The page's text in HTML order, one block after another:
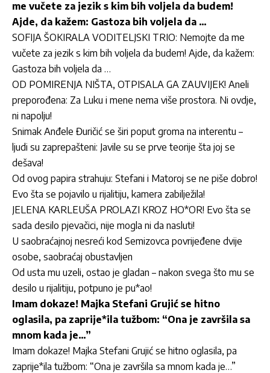
me vučete za jezik s kim bih voljela da budem!
Ajde, da kažem: Gastoza bih voljela da …
SOFIJA ŠOKIRALA VODITELJSKI TRIO: Nemojte da me
vučete za jezik s kim bih voljela da budem! Ajde, da kažem:
Gastoza bih voljela da …
OD POMIRENJA NIŠTA, OTPISALA GA ZAUVIJEK! Aneli
preporođena: Za Luku i mene nema više prostora. Ni ovdje,
ni napolju!
Snimak Anđele Đuričić se širi poput groma na interentu –
ljudi su zaprepašteni: Javile su se prve teorije šta joj se
dešava!
Od ovog papira strahuju: Stefani i Matoroj se ne piše dobro!
Evo šta se pojavilo u rijalitiju, kamera zabilježila!
JELENA KARLEUŠA PROLAZI KROZ HO*OR! Evo šta se
sada desilo pjevačici, nije mogla ni da nasluti!
U saobraćajnoj nesreći kod Semizovca povrijeđene dvije
osobe, saobraćaj obustavljen
Od usta mu uzeli, ostao je gladan – nakon svega što mu se
desilo u rijalitiju, potpuno je pu*ao!
Imam dokaze! Majka Stefani Grujić se hitno
oglasila, pa zaprije*ila tužbom: “Ona je završila sa
mnom kada je…”
Imam dokaze! Majka Stefani Grujić se hitno oglasila, pa
zaprije*ila tužbom: “Ona je završila sa mnom kada je…”